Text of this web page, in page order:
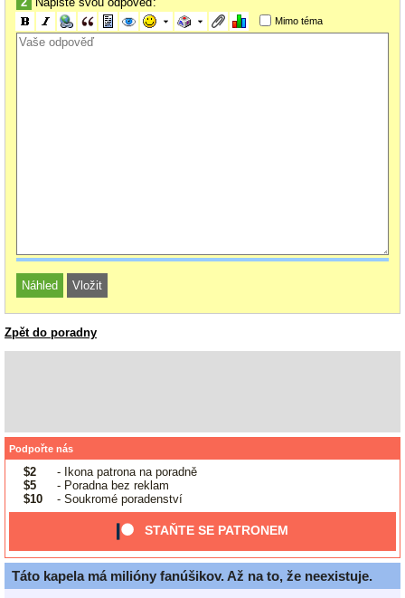
Mimo téma
Zpět do poradny
Podpořte nás
$2
- Ikona patrona na poradně
$5
- Poradna bez reklam
$10
- Soukromé poradenství
STAŇTE SE PATRONEM
Táto kapela má milióny fanúšikov. Až na to, že neexistuje.